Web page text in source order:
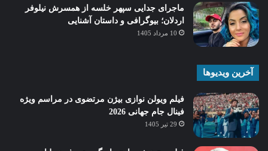
ماجرای جدایی سپهر خلسه از همسرش نیلوفر
اردلان؛ بیوگرافی و داستان آشنایی
10 مرداد 1405
آخرین ویدیوها
فیلم ویولن نوازی بیژن مرتضوی در مراسم ویژه
فینال جام جهانی 2026
29 تیر 1405